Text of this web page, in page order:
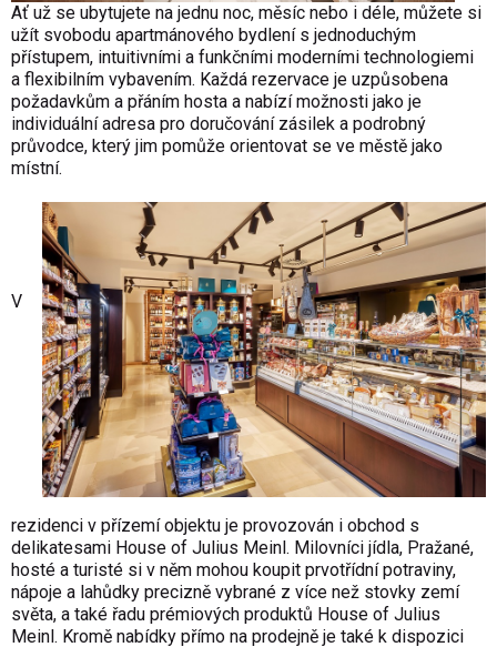
Ať už se ubytujete na jednu noc, měsíc nebo i déle, můžete si
užít svobodu apartmánového bydlení s jednoduchým
přístupem, intuitivními a funkčními moderními technologiemi
a flexibilním vybavením. Každá rezervace je uzpůsobena
požadavkům a přáním hosta a nabízí možnosti jako je
individuální adresa pro doručování zásilek a podrobný
průvodce, který jim pomůže orientovat se ve městě jako
místní.
V
rezidenci v přízemí objektu je provozován i obchod s
delikatesami House of Julius Meinl. Milovníci jídla, Pražané,
hosté a turisté si v něm mohou koupit prvotřídní potraviny,
nápoje a lahůdky precizně vybrané z více než stovky zemí
světa, a také řadu prémiových produktů House of Julius
Meinl. Kromě nabídky přímo na prodejně je také k dispozici